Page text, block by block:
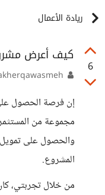
ريادة الأعمال
6
كيف أعرض
إن فرصة الحصول
مجموعة من
والحصول على
المشروع.
من خلال تجربتي،